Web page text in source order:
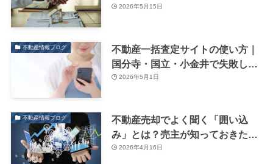
選び方
2026年5月15日
不動産情報ブログ
不動産一括査定サイトの使い方｜
国分寺・国立・小金井で失敗しな
い売却方法
2026年5月1日
不動産情報ブログ
不動産売却でよく聞く「囲い込
み」とは？売主が知っておきたい
注意点
2026年4月16日